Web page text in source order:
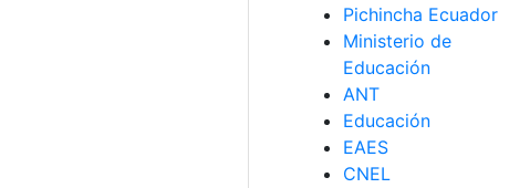
Pichincha Ecuador
Ministerio de
Educación
ANT
Educación
EAES
CNEL